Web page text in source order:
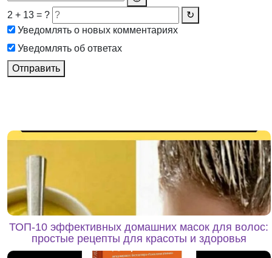
2 + 13 = ?
↻
Уведомлять о новых комментариях
Уведомлять об ответах
Отправить
ТОП-10 эффективных домашних масок для волос:
простые рецепты для красоты и здоровья